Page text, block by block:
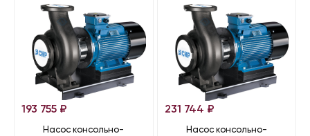
193 755 ₽
Насос консольно-
231 744 ₽
Насос консольно-